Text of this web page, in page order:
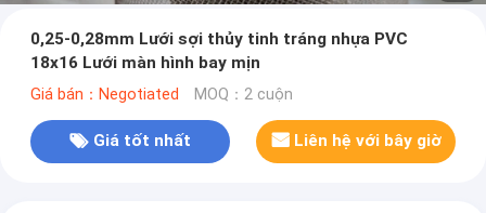
0,25-0,28mm Lưới sợi thủy tinh tráng nhựa PVC
18x16 Lưới màn hình bay mịn
Giá bán：Negotiated MOQ：2 cuộn
Giá tốt nhất Liên hệ với bây giờ